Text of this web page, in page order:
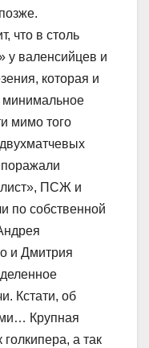
что в столь
у валенсийцев и
которая и
минимальное
мимо того
поражали
ПСЖ и
по собственной
и Дмитрия
Кстати, об
Крупная
а так